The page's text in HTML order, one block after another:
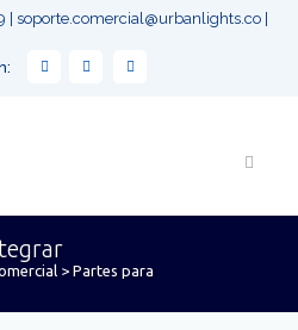
soporte.comercial@urbanlights.co|
> Partes para